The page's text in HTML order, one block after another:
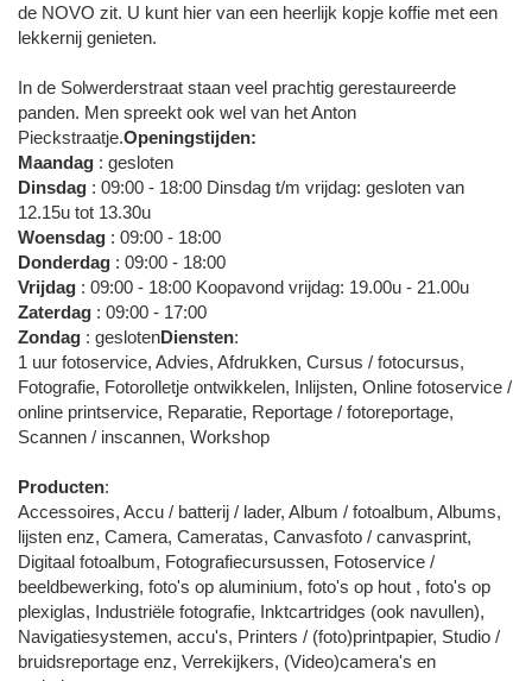
de NOVO zit. U kunt hier van een heerlijk kopje koffie met een
lekkernij genieten.
In de Solwerderstraat staan veel prachtig gerestaureerde
panden. Men spreekt ook wel van het Anton
Pieckstraatje.Openingstijden:
Maandag : gesloten
Dinsdag : 09:00 - 18:00 Dinsdag t/m vrijdag: gesloten van
12.15u tot 13.30u
Woensdag : 09:00 - 18:00
Donderdag : 09:00 - 18:00
Vrijdag : 09:00 - 18:00 Koopavond vrijdag: 19.00u - 21.00u
Zaterdag : 09:00 - 17:00
Zondag : geslotenDiensten:
1 uur fotoservice, Advies, Afdrukken, Cursus / fotocursus,
Fotografie, Fotorolletje ontwikkelen, Inlijsten, Online fotoservice /
online printservice, Reparatie, Reportage / fotoreportage,
Scannen / inscannen, Workshop
Producten:
Accessoires, Accu / batterij / lader, Album / fotoalbum, Albums,
lijsten enz, Camera, Cameratas, Canvasfoto / canvasprint,
Digitaal fotoalbum, Fotografiecursussen, Fotoservice /
beeldbewerking, foto's op aluminium, foto's op hout , foto's op
plexiglas, Industriële fotografie, Inktcartridges (ook navullen),
Navigatiesystemen, accu's, Printers / (foto)printpapier, Studio /
bruidsreportage enz, Verrekijkers, (Video)camera's en